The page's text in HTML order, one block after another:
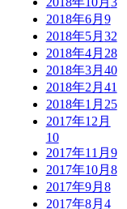
2018年6月 9
2018年5月 32
2018年4月 28
2018年3月 40
2018年2月 41
2018年1月 25
2017年12月
10
2017年11月 9
2017年10月 8
2017年9月 8
2017年8月 4